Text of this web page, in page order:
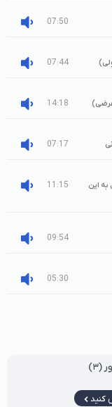
07:50
07:44
14:18
07:17
این
11:15
09:54
05:30
(۳)